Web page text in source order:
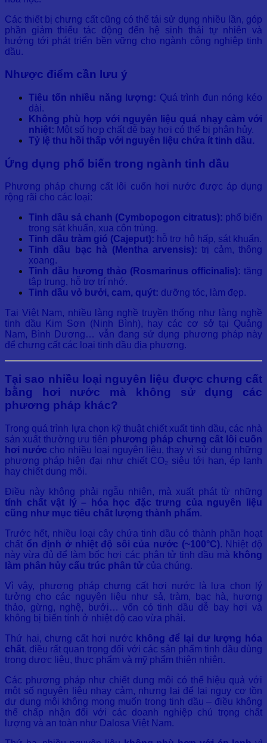
Các thiết bị chưng cất cũng có thể tái sử dụng nhiều lần, góp
phần giảm thiểu tác động đến hệ sinh thái tự nhiên và
hướng tới phát triển bền vững cho ngành công nghiệp tinh
dầu.
Nhược điểm cần lưu ý
Tiêu tốn nhiều năng lượng: Quá trình đun nóng kéo
dài.
Không phù hợp với nguyên liệu quá nhạy cảm với
nhiệt: Một số hợp chất dễ bay hơi có thể bị phân hủy.
Tỷ lệ thu hồi thấp với nguyên liệu chứa ít tinh dầu.
Ứng dụng phổ biến trong ngành tinh dầu
Phương pháp chưng cất lôi cuốn hơi nước được áp dụng
rộng rãi cho các loại:
Tinh dầu sả chanh (Cymbopogon citratus): phổ biến
trong sát khuẩn, xua côn trùng.
Tinh dầu tràm gió (Cajeput): hỗ trợ hô hấp, sát khuẩn.
Tinh dầu bạc hà (Mentha arvensis): trị cảm, thông
xoang.
Tinh dầu hương thảo (Rosmarinus officinalis): tăng
tập trung, hỗ trợ trí nhớ.
Tinh dầu vỏ bưởi, cam, quýt: dưỡng tóc, làm đẹp.
Tại Việt Nam, nhiều làng nghề truyền thống như làng nghề
tinh dầu Kim Sơn (Ninh Bình), hay các cơ sở tại Quảng
Nam, Bình Dương… vẫn đang sử dụng phương pháp này
để chưng cất các loại tinh dầu địa phương.
Tại sao nhiều loại nguyên liệu được chưng cất
bằng hơi nước mà không sử dụng các
phương pháp khác?
Trong quá trình lựa chọn kỹ thuật chiết xuất tinh dầu, các nhà
sản xuất thường ưu tiên phương pháp chưng cất lôi cuốn
hơi nước cho nhiều loại nguyên liệu, thay vì sử dụng những
phương pháp hiện đại như chiết CO₂ siêu tới hạn, ép lạnh
hay chiết dung môi.
Điều này không phải ngẫu nhiên, mà xuất phát từ những
tính chất vật lý – hóa học đặc trưng của nguyên liệu
cũng như mục tiêu chất lượng thành phẩm.
Trước hết, nhiều loại cây chứa tinh dầu có thành phần hoạt
chất ổn định ở nhiệt độ sôi của nước (~100°C). Nhiệt độ
này vừa đủ để làm bốc hơi các phân tử tinh dầu mà không
làm phân hủy cấu trúc phân tử của chúng.
Vì vậy, phương pháp chưng cất hơi nước là lựa chọn lý
tưởng cho các nguyên liệu như sả, tràm, bạc hà, hương
thảo, gừng, nghệ, bưởi… vốn có tinh dầu dễ bay hơi và
không bị biến tính ở nhiệt độ cao vừa phải.
Thứ hai, chưng cất hơi nước không để lại dư lượng hóa
chất, điều rất quan trọng đối với các sản phẩm tinh dầu dùng
trong dược liệu, thực phẩm và mỹ phẩm thiên nhiên.
Các phương pháp như chiết dung môi có thể hiệu quả với
một số nguyên liệu nhạy cảm, nhưng lại để lại nguy cơ tồn
dư dung môi không mong muốn trong tinh dầu – điều không
thể chấp nhận đối với các doanh nghiệp chú trọng chất
lượng và an toàn như Dalosa Việt Nam.